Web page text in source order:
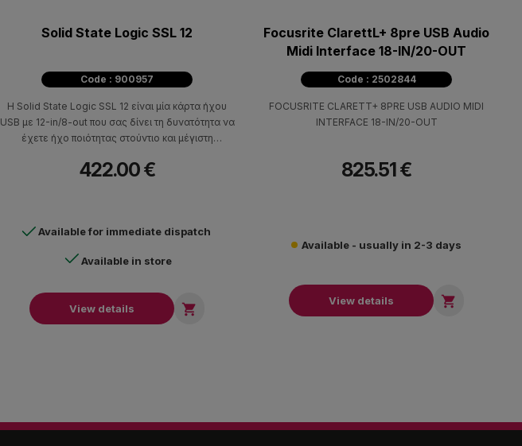
Solid State Logic SSL 12
Code : 900957
Η Solid State Logic SSL 12 είναι μία κάρτα ήχου
USB με 12-in/8-out που σας δίνει τη δυνατότητα να
έχετε ήχο ποιότητας στούντιο και μέγιστη
422.00 €
Available for immediate dispatch
Available in store
View details 
Focusrite ClarettL+ 8pre USB Audio
Midi Interface 18-IN/20-OUT
Code : 2502844
FOCUSRITE CLARETT+ 8PRE USB AUDIO MIDI
INTERFACE 18-IN/20-OUT
825.51 €
Available - usually in 2-3 days
View details 